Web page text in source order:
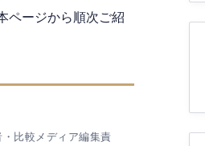
ページから順次ご紹
比較メディア編集責